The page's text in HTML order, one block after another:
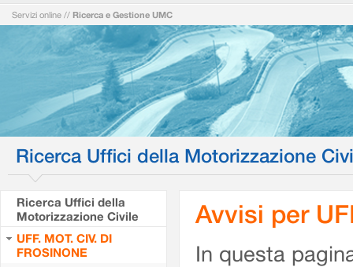
Servizi online // Ricerca e Gestione UMC
Ricerca Uffici della Motorizzazione
Ricerca Uffici della
Motorizzazione Civile
UFF. MOT. CIV. DI
FROSINONE
Avvisi per
In questa